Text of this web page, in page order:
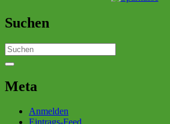
Suchen
Search
for:
Meta
Anmelden